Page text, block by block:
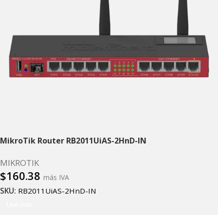
MikroTik Router RB2011UiAS-2HnD-IN
MIKROTIK
$160.38 más IVA
SKU: RB2011UiAS-2HnD-IN